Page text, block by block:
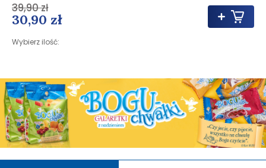
30,90 zł
Wybierz ilość:
39,90 zł